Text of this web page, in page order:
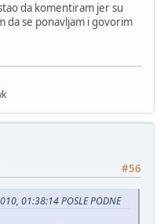
da komentiram jer su
da se ponavljam i govorim
#56
01:38:14 POSLE PODNE